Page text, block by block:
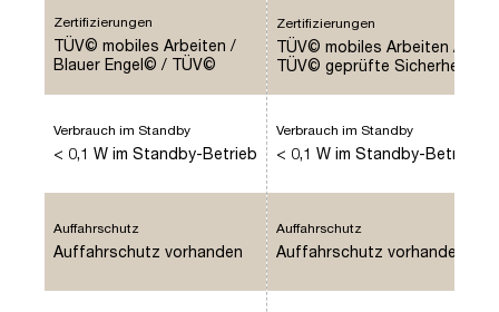
Pitino
Zertifizierungen
TÜV© mobiles Arbeiten /
Blauer Engel© / TÜV©
Verbrauch im Standby
< 0,1 W im Standby-Betrieb
Auffahrschutz
Auffahrschutz vorhanden
Zertifizierungen
TÜV© mobiles Arbeiten /
TÜV© geprüfte Sicherheit
Verbrauch im Standby
< 0,1 W im Standby-Betrieb
Auffahrschutz
Auffahrschutz vorhanden